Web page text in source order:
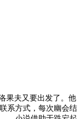
果夫又要出发了。他
系方式，每次幽会结